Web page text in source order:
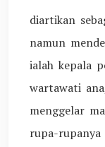
diartikan
namun
ialah kepala
wartawati
menggelar
rupa-